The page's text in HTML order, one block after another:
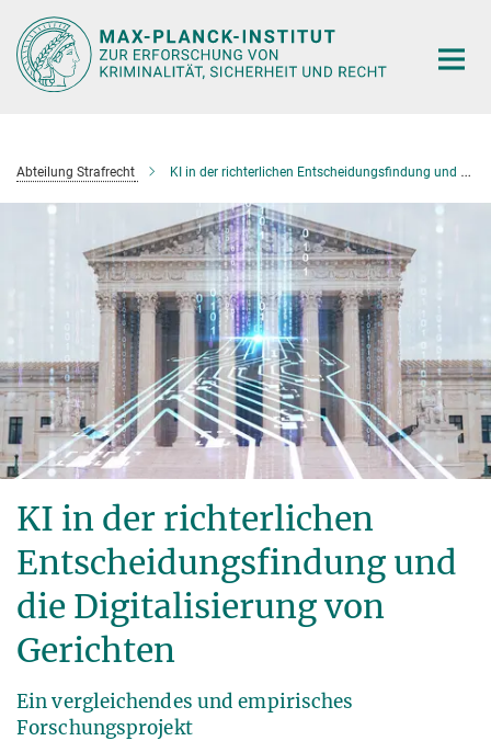
Hauptinhalt
Abteilung Strafrecht KI in der richterlichen Entscheidungsfindung und die Digitalisierung von Gerichten
KI in der richterlichen
Entscheidungs­findung und
die Digitalisierung von
Gerichten
Ein vergleichendes und empirisches
Forschungsprojekt